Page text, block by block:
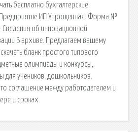
бесплатно бухгалтерские
ИП Упрощенная. Форма №
об инновационной
В архиве. Предлагаем вашему
бланк простого типового
олимпиады и конкурсы,
для учеников, дошкольников.
соглашение между работодателем и
и сроках.